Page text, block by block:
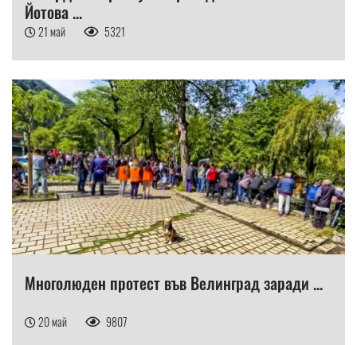
Йотова ...
21 май 5321
Многолюден протест във Велинград заради ...
20 май 9807